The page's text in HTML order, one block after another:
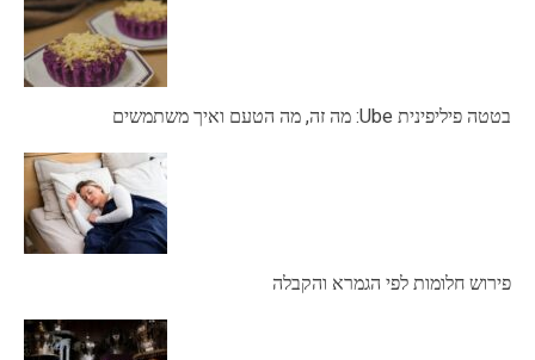
בטטה פיליפינית Ube: מה זה, מה הטעם ואיך משתמשים
פירוש חלומות לפי הגמרא והקבלה